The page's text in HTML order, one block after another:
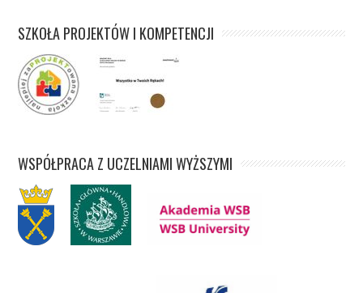
SZKOŁA PROJEKTÓW I KOMPETENCJI
WSPÓŁPRACA Z UCZELNIAMI WYŻSZYMI